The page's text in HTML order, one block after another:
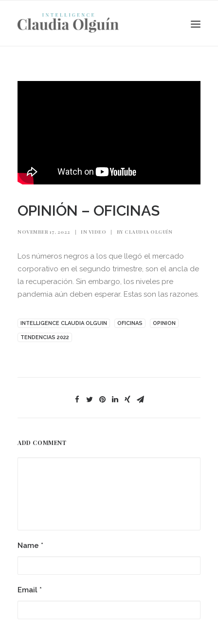
Search
OPINIÓN – OFICINAS
NOVEMBER 17, 2022 | IN VIDEO | BY CLAUDIA OLGUÍN
Los números negros a los que llegó el mercado
corporativo en el segundo trimestre, son el ancla de
la recuperación. Sin embargo, los niveles pre
pandemia aún deben esperar. Estas son las razones.
INTELLIGENCE CLAUDIA OLGUIN OFICINAS OPINION
TENDENCIAS 2022
ADD COMMENT
Name *
Email *